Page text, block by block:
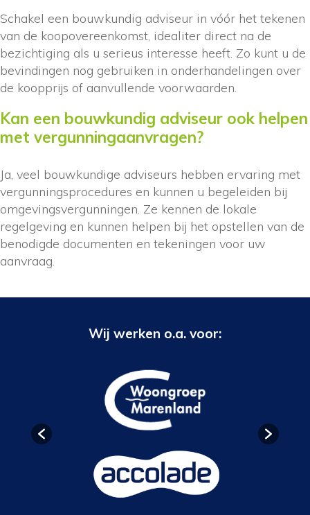
Schakel een bouwkundig adviseur in vóór het tekenen
van de koopovereenkomst, idealiter direct na de
bezichtiging als u serieus interesse heeft. Zo kunt u de
bevindingen nog gebruiken in onderhandelingen over
de koopprijs of aanvullende voorwaarden.
Kan een bouwkundig adviseur ook helpen
met vergunningaanvragen?
Ja, veel bouwkundige adviseurs hebben ervaring met
vergunningsprocedures en kunnen u begeleiden bij
omgevingsvergunningen. Ze kennen de lokale
regelgeving en kunnen helpen bij het opstellen van de
benodigde documenten en tekeningen voor uw
aanvraag.
Wij werken o.a. voor: